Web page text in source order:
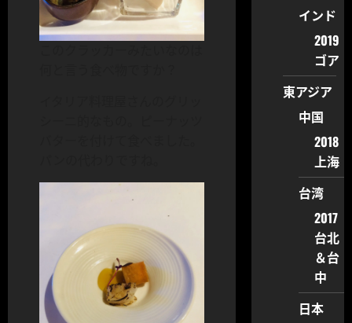
インド
2019
ゴア
東アジア
中国
2018
上海
台湾
2017
台北
＆台
中
日本